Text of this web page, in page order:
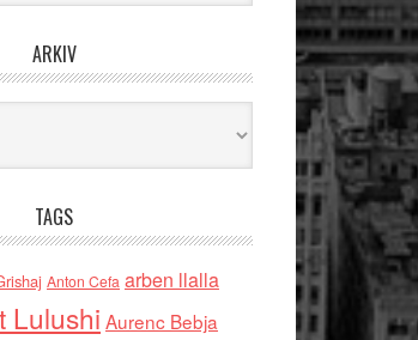
ARKIV
TAGS
Anton Cefa arben llalla
Lulushi Aurenc Bebja